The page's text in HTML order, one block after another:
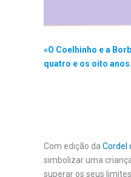
«O Coelhinho e a
quatro e os oito
Com edição da Cordel
simbolizar uma
superar os seus